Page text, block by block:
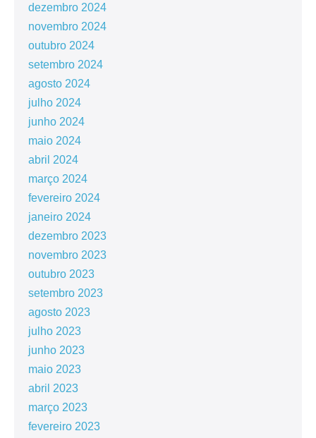
dezembro 2024
novembro 2024
outubro 2024
setembro 2024
agosto 2024
julho 2024
junho 2024
maio 2024
abril 2024
março 2024
fevereiro 2024
janeiro 2024
dezembro 2023
novembro 2023
outubro 2023
setembro 2023
agosto 2023
julho 2023
junho 2023
maio 2023
abril 2023
março 2023
fevereiro 2023